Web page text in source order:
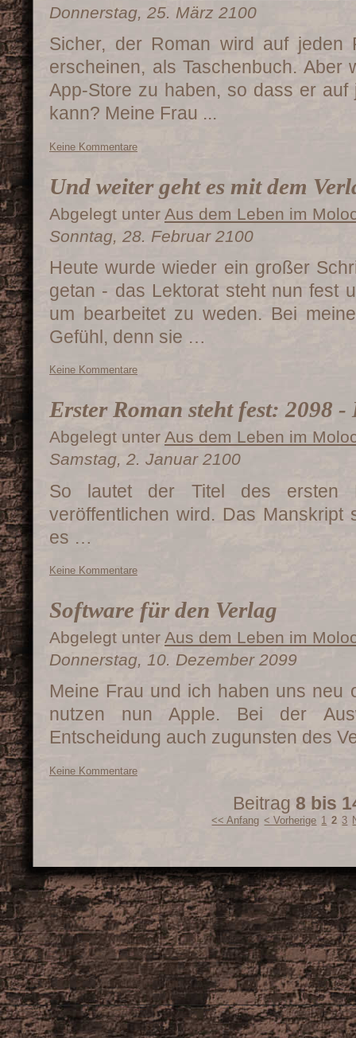
Donnerstag, 25. März 2100
Sicher, der Roman wird auf
erscheinen, als Taschenbuch.
App-Store zu haben, so dass er
kann? Meine Frau ...
Keine Kommentare
Und weiter geht es mit dem
Abgelegt unter Aus dem Leben im
Sonntag, 28. Februar 2100
Heute wurde wieder ein großer
getan - das Lektorat steht nun fest
um bearbeitet zu weden. Bei
Gefühl, denn sie …
Keine Kommentare
Erster Roman steht fest: 2098
Abgelegt unter Aus dem Leben im
Samstag, 2. Januar 2100
So lautet der Titel des ersten
veröffentlichen wird. Das
es …
Keine Kommentare
Software für den Verlag
Abgelegt unter Aus dem Leben im
Donnerstag, 10. Dezember 2099
Meine Frau und ich haben uns neu
nutzen nun Apple. Bei der
Entscheidung auch zugunsten des
Keine Kommentare
Beitrag 8 bis
<< Anfang < Vorherige 1 2 3